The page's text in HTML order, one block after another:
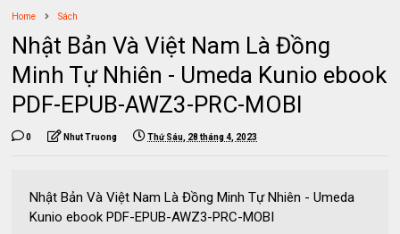
Home Sách
Nhật Bản Và Việt Nam Là Đồng
Minh Tự Nhiên - Umeda Kunio ebook
PDF-EPUB-AWZ3-PRC-MOBI
0 Nhut Truong Thứ Sáu, 28 tháng 4, 2023
Nhật Bản Và Việt Nam Là Đồng Minh Tự Nhiên - Umeda
Kunio ebook PDF-EPUB-AWZ3-PRC-MOBI